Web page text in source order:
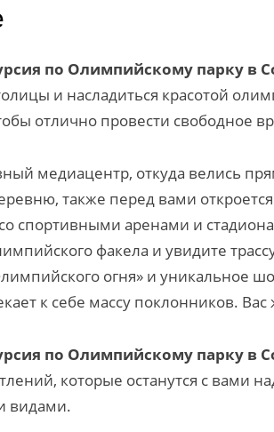
по Олимпийскому парку в
и насладиться красотой
отлично провести свободное
медиацентр, откуда велись
также перед вами
спортивными аренами и
факела и увидите
огня» и уникальное
к себе массу поклонников.
по Олимпийскому парку в
которые останутся с вами
видами.